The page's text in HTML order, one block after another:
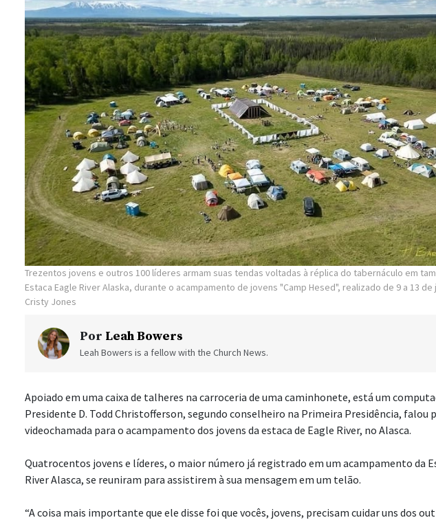
Trezentos jovens e outros 100 líderes armam suas tendas voltadas à réplica do tabernáculo em
Estaca Eagle River Alaska, durante o acampamento de jovens "Camp Hesed", realizado de 9 a 13 de
Cristy Jones
Por Leah Bowers
Leah Bowers is a fellow with the Church News.
Apoiado em uma caixa de talheres na carroceria de uma caminhonete, está um
Presidente D. Todd Christofferson, segundo conselheiro na Primeira Presidência, falou
videochamada para o acampamento dos jovens da estaca de Eagle River, no Alasca.
Quatrocentos jovens e líderes, o maior número já registrado em um acampamento da
River Alasca, se reuniram para assistirem à sua mensagem em um telão.
“A coisa mais importante que ele disse foi que vocês, jovens, precisam cuidar uns dos